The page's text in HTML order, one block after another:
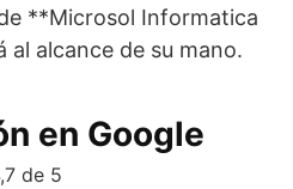
**Microsol Informatica
al alcance de su mano.
en Google
de 5